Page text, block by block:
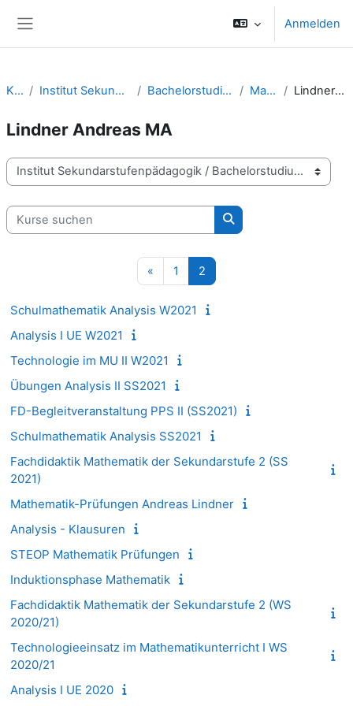
Anmelden
Kurse Institut Sekundarstufenpädagogik Bachelorstudium Sekundarstufe Mathematik Lindner Andreas MA
Lindner Andreas MA
Kursbereiche
Kurse suchen
Kurse suchen
« Vorherige Seite
1 Seite 1
2
Schulmathematik Analysis W2021
Analysis I UE W2021
Technologie im MU II W2021
Übungen Analysis II SS2021
FD-Begleitveranstaltung PPS II (SS2021)
Schulmathematik Analysis SS2021
Fachdidaktik Mathematik der Sekundarstufe 2 (SS
2021)
Mathematik-Prüfungen Andreas Lindner
Analysis - Klausuren
STEOP Mathematik Prüfungen
Induktionsphase Mathematik
Fachdidaktik Mathematik der Sekundarstufe 2 (WS
2020/21)
Technologieeinsatz im Mathematikunterricht I WS
2020/21
Analysis I UE 2020